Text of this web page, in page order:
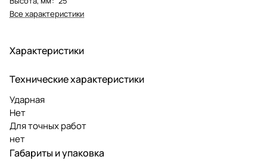
Все характеристики
Характеристики
Технические характеристики
Ударная
Нет
Для точных работ
нет
Габариты и упаковка